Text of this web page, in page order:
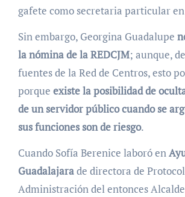
gafete como secretaria particular en
Sin embargo, Georgina Guadalupe
la nómina de la REDCJM; aunque,
fuentes de la Red de Centros, esto
porque existe la posibilidad de
de un servidor público cuando se
sus funciones son de riesgo.
Cuando Sofía Berenice laboró en
Guadalajarade directora de
Administración del entonces